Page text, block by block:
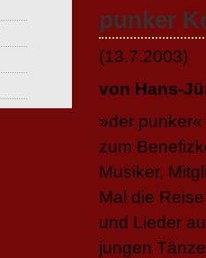
punker
(13.7.2003)
von Hans-
»der
zum
Musiker,
Mal die
und Lieder
jungen